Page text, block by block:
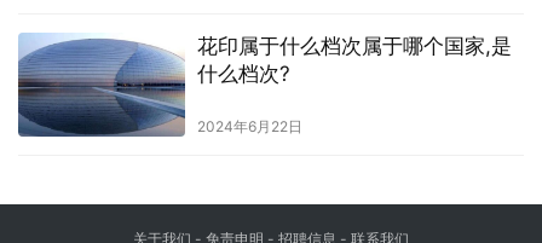
花印属于什么档次属于哪个国家,是
什么档次?
2024年6月22日
关于我们 - 免责申明 - 招聘信息 - 联系我们